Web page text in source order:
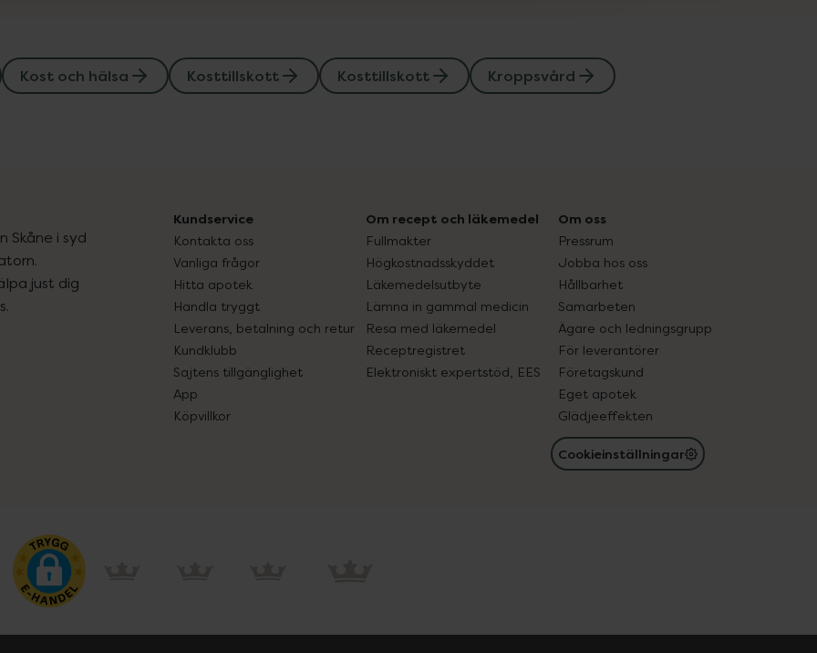
Kost och hälsa Kosttillskott Kosttillskott
Kroppsvård
Skåne i syd
just dig
Kundservice
Kontakta oss
Vanliga frågor
Hitta apotek
Handla tryggt
Leverans, betalning och retur
Kundklubb
Sajtens tillgänglighet
App
Köpvillkor
Om recept och läkemedel
Fullmakter
Högkostnadsskyddet
Läkemedelsutbyte
Lämna in gammal medicin
Resa med läkemedel
Receptregistret
Elektroniskt expertstöd, EES
Om oss
Pressrum
Jobba hos oss
Hållbarhet
Samarbeten
Ägare och ledningsgrupp
För leverantörer
Företagskund
Eget apotek
Glädjeeffekten
Cookieinställningar